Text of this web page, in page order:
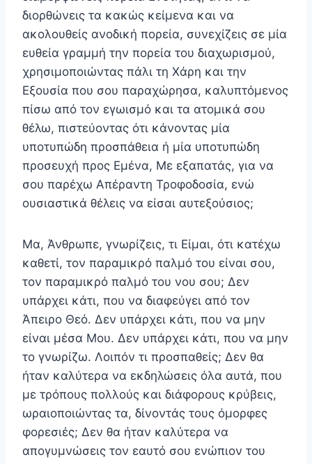
διορθώνεις τα κακώς κείμενα και να
ακολουθείς ανοδική πορεία, συνεχίζεις σε μία
ευθεία γραμμή την πορεία του διαχωρισμού,
χρησιμοποιώντας πάλι τη Χάρη και την
Εξουσία που σου παραχώρησα, καλυπτόμενος
πίσω από τον εγωισμό και τα ατομικά σου
θέλω, πιστεύοντας ότι κάνοντας μία
υποτυπώδη προσπάθεια ή μία υποτυπώδη
προσευχή προς Εμένα, Με εξαπατάς, για να
σου παρέχω Απέραντη Τροφοδοσία, ενώ
ουσιαστικά θέλεις να είσαι αυτεξούσιος;
Μα, Άνθρωπε, γνωρίζεις, τι Είμαι, ότι κατέχω
καθετί, τον παραμικρό παλμό του είναι σου,
τον παραμικρό παλμό του νου σου; Δεν
υπάρχει κάτι, που να διαφεύγει από τον
Άπειρο Θεό. Δεν υπάρχει κάτι, που να μην
είναι μέσα Μου. Δεν υπάρχει κάτι, που να μην
το γνωρίζω. Λοιπόν τι προσπαθείς; Δεν θα
ήταν καλύτερα να εκδηλώσεις όλα αυτά, που
με τρόπους πολλούς και διάφορους κρύβεις,
ωραιοποιώντας τα, δίνοντάς τους όμορφες
φορεσιές; Δεν θα ήταν καλύτερα να
απογυμνώ­σεις τον εαυτό σου ενώπιον του